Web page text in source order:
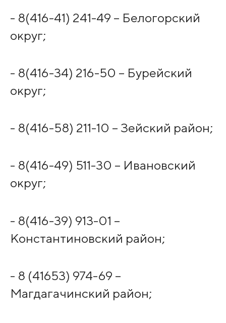
- 8(416-41) 241-49 – Белогорский
округ;
- 8(416-34) 216-50 – Бурейский
округ;
- 8(416-58) 211-10 – Зейский район;
- 8(416-49) 511-30 – Ивановский
округ;
- 8(416-39) 913-01 –
Константиновский район;
- 8 (41653) 974-69 –
Магдагачинский район;